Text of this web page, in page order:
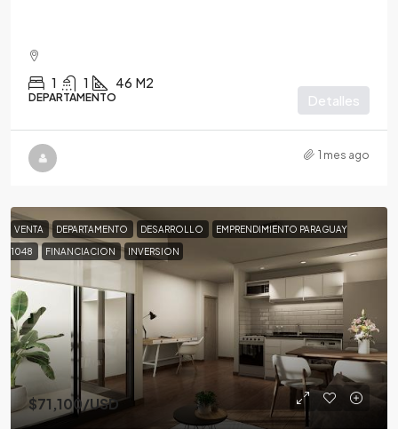
1 1 46 M2
DEPARTAMENTO Detalles
1 mes ago
VENTA DEPARTAMENTO DESARROLLO EMPRENDIMIENTO PARAGUAY
1048 FINANCIACION INVERSION
$71,100/USD